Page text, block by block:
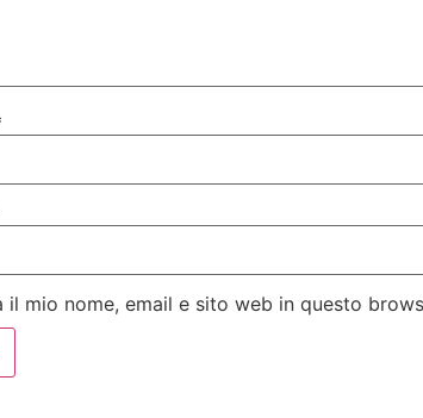
il mio nome, email e sito web in questo